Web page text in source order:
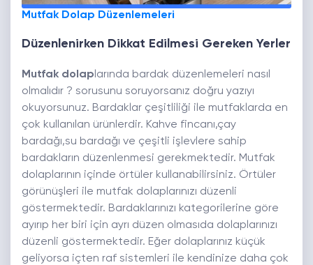
Mutfak Dolap Düzenlemeleri
Düzenlenirken Dikkat Edilmesi Gereken Yerler
Mutfak dolaplarında bardak düzenlemeleri nasıl
olmalıdır ? sorusunu soruyorsanız doğru yazıyı
okuyorsunuz. Bardaklar çeşitliliği ile mutfaklarda en
çok kullanılan ürünlerdir. Kahve fincanı,çay
bardağı,su bardağı ve çeşitli işlevlere sahip
bardakların düzenlenmesi gerekmektedir. Mutfak
dolaplarının içinde örtüler kullanabilirsiniz. Örtüler
görünüşleri ile mutfak dolaplarınızı düzenli
göstermektedir. Bardaklarınızı kategorilerine göre
ayırıp her biri için ayrı düzen olmasıda dolaplarınızı
düzenli göstermektedir. Eğer dolaplarınız küçük
geliyorsa içten raf sistemleri ile kendinize daha çok